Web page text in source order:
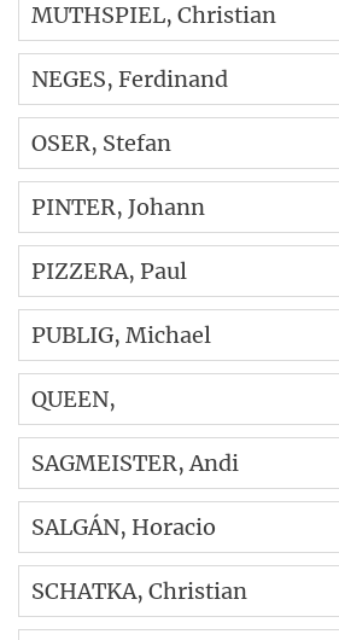
MUTHSPIEL, Christian
NEGES, Ferdinand
OSER, Stefan
PINTER, Johann
PIZZERA, Paul
PUBLIG, Michael
QUEEN,
SAGMEISTER, Andi
SALGÁN, Horacio
SCHATKA, Christian